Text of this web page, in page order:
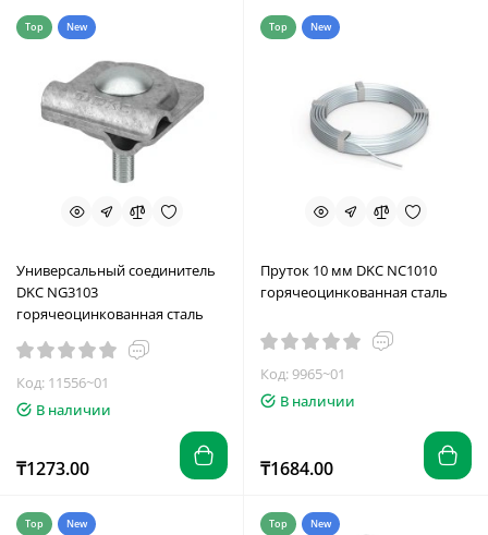
Top New
Универсальный соединитель
DKC NG3103
горячеоцинкованная сталь
Код: 11556~01
В наличии
₸1273.00
Top New
Пруток 10 мм DKC NC1010
горячеоцинкованная сталь
Код: 9965~01
В наличии
₸1684.00
Top New Top New